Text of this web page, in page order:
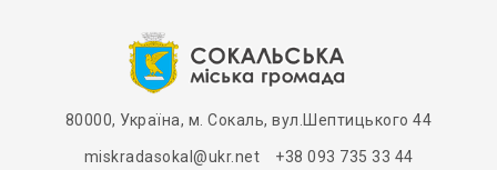
80000, Україна, м. Сокаль, вул.Шептицького 44
miskradasokal@ukr.net +38 093 735 33 44